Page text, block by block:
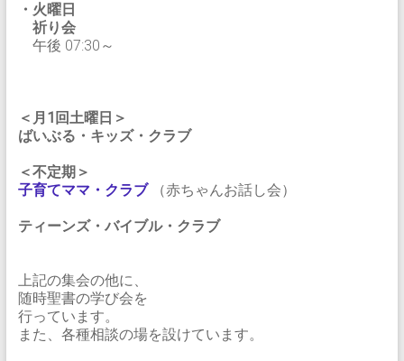
・火曜日
祈り会
午後 07:30～
＜月1回土曜日＞
ばいぶる・キッズ・クラブ
＜不定期＞
子育てママ・クラブ（赤ちゃんお話し会）
ティーンズ・バイブル・クラブ
上記の集会の他に、
随時聖書の学び会を
行っています。
また、各種相談の場を設けています。